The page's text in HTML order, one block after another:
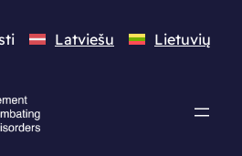
Latviešu Lietuvių